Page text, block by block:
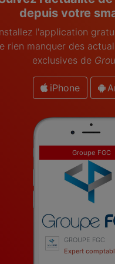
depuis votre
l'application
rien manquer des
exclusives de
iPhone
Groupe FGC
GROUPE FGC
Expert